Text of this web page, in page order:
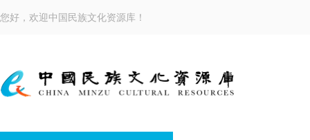
您好，欢迎中国民族文化资源库！